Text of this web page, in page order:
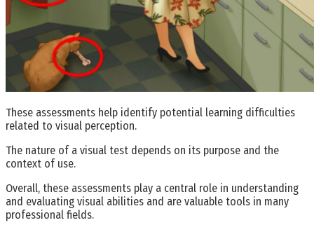
These assessments help identify potential learning difficulties
related to visual perception.
The nature of a visual test depends on its purpose and the
context of use.
Overall, these assessments play a central role in understanding
and evaluating visual abilities and are valuable tools in many
professional fields.